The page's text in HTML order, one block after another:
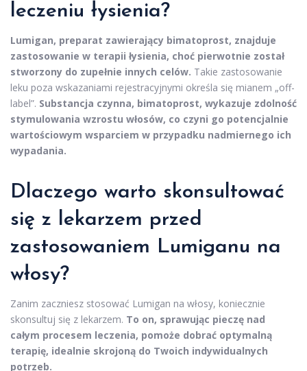
leczeniu łysienia?
Lumigan, preparat zawierający bimatoprost, znajduje
zastosowanie w terapii łysienia, choć pierwotnie został
stworzony do zupełnie innych celów. Takie zastosowanie
leku poza wskazaniami rejestracyjnymi określa się mianem „off-
label”. Substancja czynna, bimatoprost, wykazuje zdolność
stymulowania wzrostu włosów, co czyni go potencjalnie
wartościowym wsparciem w przypadku nadmiernego ich
wypadania.
Dlaczego warto skonsultować
się z lekarzem przed
zastosowaniem Lumiganu na
włosy?
Zanim zaczniesz stosować Lumigan na włosy, koniecznie
skonsultuj się z lekarzem. To on, sprawując pieczę nad
całym procesem leczenia, pomoże dobrać optymalną
terapię, idealnie skrojoną do Twoich indywidualnych
potrzeb.